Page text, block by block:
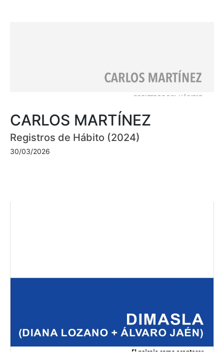
CARLOS MARTÍNEZ
Registros de Hábito (2024)
30/03/2026